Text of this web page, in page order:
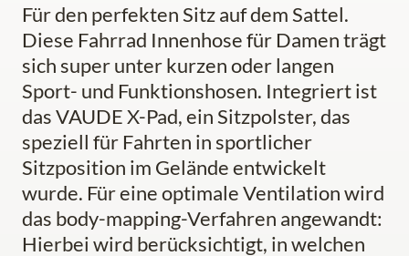
Für den perfekten Sitz auf dem Sattel.
Diese Fahrrad Innenhose für Damen trägt
sich super unter kurzen oder langen
Sport- und Funktionshosen. Integriert ist
das VAUDE X-Pad, ein Sitzpolster, das
speziell für Fahrten in sportlicher
Sitzposition im Gelände entwickelt
wurde. Für eine optimale Ventilation wird
das body-mapping-Verfahren angewandt:
Hierbei wird berücksichtigt, in welchen